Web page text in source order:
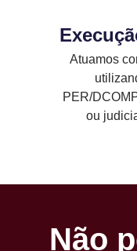
Atuamos
PER/
ou
Não